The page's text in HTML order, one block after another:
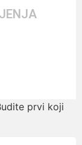
prvi koji